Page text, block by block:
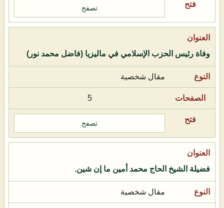
تصفح
وفاة رئيس الحزب الإسلامي في ماليزيا (فاضل محمد نور)
مقال شخصية
5
تصفح
فضيلة الشيخ الحاج محمد أمين ما إن شين.
مقال شخصية